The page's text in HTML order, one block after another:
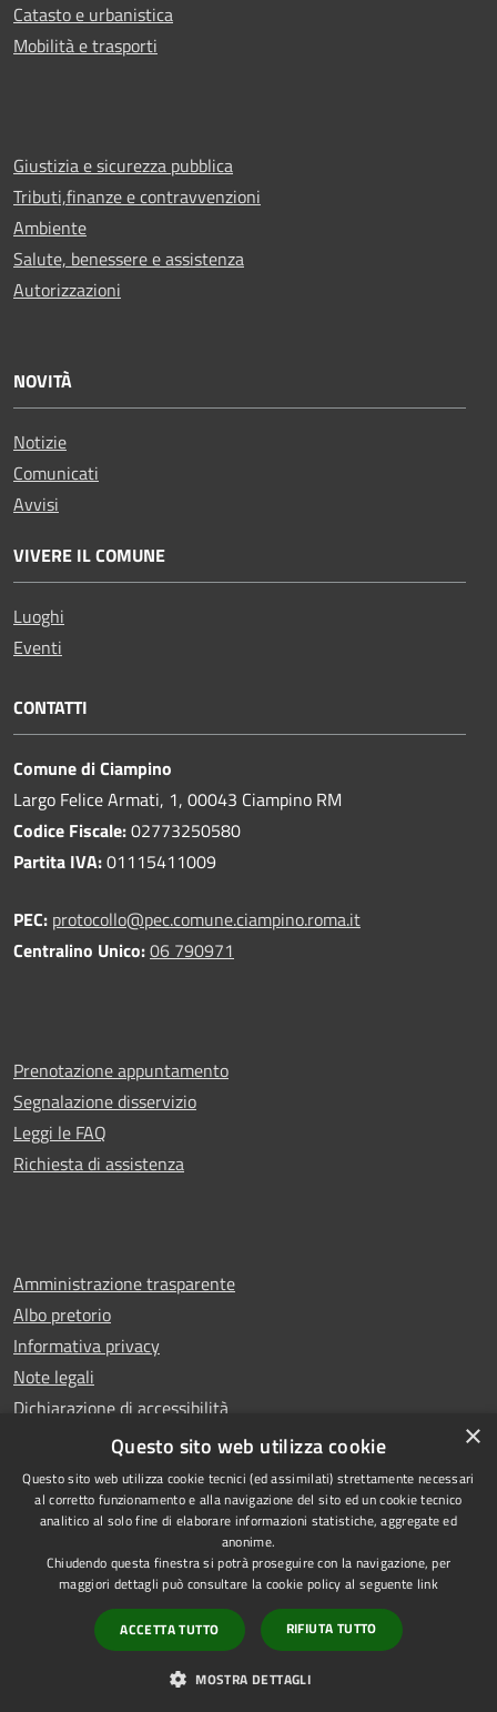
Catasto e urbanistica
Mobilità e trasporti
Giustizia e sicurezza pubblica
Tributi,finanze e contravvenzioni
Ambiente
Salute, benessere e assistenza
Autorizzazioni
NOVITÀ
Notizie
Comunicati
Avvisi
VIVERE IL COMUNE
Luoghi
Eventi
CONTATTI
Comune di Ciampino
Largo Felice Armati, 1, 00043 Ciampino RM
Codice Fiscale:02773250580
Partita IVA:01115411009
PEC: protocollo@pec.comune.ciampino.roma.it
Centralino Unico:06 790971
Prenotazione appuntamento
Segnalazione disservizio
Leggi le FAQ
Richiesta di assistenza
Amministrazione trasparente
Albo pretorio
Informativa privacy
Note legali
Dichiarazione di accessibilità
Whistleblowing
Accessibilità
Copyright © 2024 Città
di Ciampino
Powered byMunicipium
• Accesso redazione
×
Questo sito web utilizza cookie
Questo sito web utilizza cookie tecnici (ed assimilati) strettamente necessari
al corretto funzionamento e alla navigazione del sito ed un cookie tecnico
analitico al solo fine di elaborare informazioni statistiche, aggregate ed
anonime.
Chiudendo questa finestra si potrà proseguire con la navigazione, per
maggiori dettagli può consultare la cookie policy al seguente link
ACCETTA TUTTO RIFIUTA TUTTO
MOSTRA DETTAGLI